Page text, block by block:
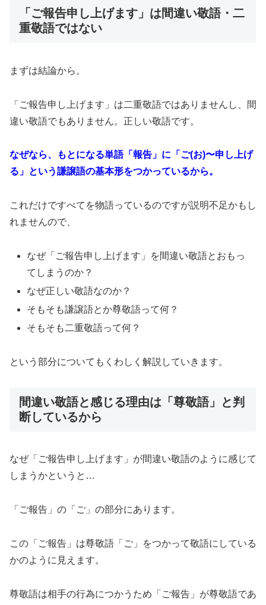
「ご報告申し上げます」は間違い敬語・二
重敬語ではない
まずは結論から。
「ご報告申し上げます」は二重敬語ではありませんし、間
違い敬語でもありません。正しい敬語です。
なぜなら、
もとになる単語「報告」に「ご(お)〜申し上げ
る」という謙譲語の基本形をつかっているから。
これだけですべてを物語っているのですが説明不足かもし
れませんので、
なぜ「ご報告申し上げます」を間違い敬語とおもっ
てしまうのか？
なぜ正しい敬語なのか？
そもそも謙譲語とか尊敬語って何？
そもそも二重敬語って何？
という部分についてもくわしく解説していきます。
間違い敬語と感じる理由は「尊敬語」と判
断しているから
なぜ「ご報告申し上げます」が間違い敬語のように感じて
しまうかというと…
「ご報告」の「ご」の部分にあります。
この「ご報告」は尊敬語「ご」をつかって敬語にしている
かのように見えます。
尊敬語は相手の行為につかうため「ご報告」が尊敬語であ